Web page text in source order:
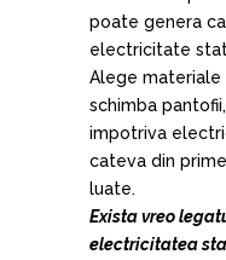
poate genera
electricitate
Alege materiale
schimba
impotriva
cateva din
luate.
Exista vreo
electricitatea